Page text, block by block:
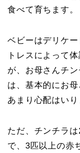
食べて育ちます。
ベビーはデリケ
トレスによって
が、お母さんチ
は、基本的にお
あまり心配はいり
ただ、チンチラ
で、3匹以上の赤